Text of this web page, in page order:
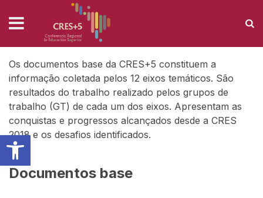
Barra de Ferramentas Aberta
DOCUMENTOS BASE
Home Biblioteca › Documentos base
Os documentos base da CRES+5 constituem a
informação coletada pelos 12 eixos temáticos. São
resultados do trabalho realizado pelos grupos de
trabalho (GT) de cada um dos eixos. Apresentam as
conquistas e progressos alcançados desde a CRES
2018 e os desafios identificados.
Documentos base